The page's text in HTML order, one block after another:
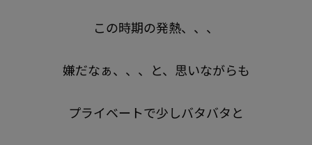
この時期の発熱、、、
嫌だなぁ、、、 と、思いながらも
プライベートで少しバタバタと